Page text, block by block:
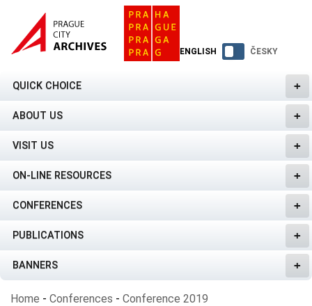
ENGLISH ČESKY
QUICK CHOICE
ABOUT US
VISIT US
ON-LINE RESOURCES
CONFERENCES
PUBLICATIONS
BANNERS
Home - Conferences - Conference 2019